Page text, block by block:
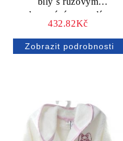
lemovánímpo pelín
432.82Kč
Zobrazit podrobnosti